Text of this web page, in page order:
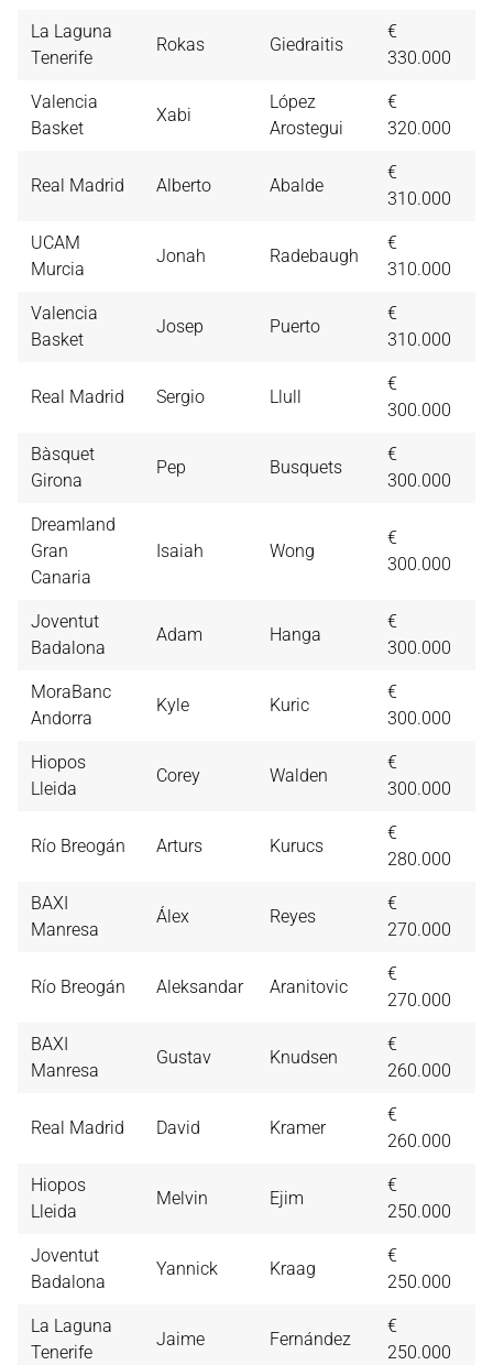
La Laguna
Tenerife
Rokas Giedraitis
€
330.000
Valencia
Basket
Xabi
López
Arostegui
€
320.000
Real Madrid Alberto Abalde
€
310.000
UCAM
Murcia
Jonah Radebaugh
€
310.000
Valencia
Basket
Josep Puerto
€
310.000
Real Madrid Sergio Llull
€
300.000
Bàsquet
Girona
Pep Busquets
€
300.000
Dreamland
Gran
Canaria
Isaiah Wong
€
300.000
Joventut
Badalona
Adam Hanga
€
300.000
MoraBanc
Andorra
Kyle Kuric
€
300.000
Hiopos
Lleida
Corey Walden
€
300.000
Río Breogán Arturs Kurucs
€
280.000
BAXI
Manresa
Álex Reyes
€
270.000
Río Breogán Aleksandar Aranitovic
€
270.000
BAXI
Manresa
Gustav Knudsen
€
260.000
Real Madrid David Kramer
€
260.000
Hiopos
Lleida
Melvin Ejim
€
250.000
Joventut
Badalona
Yannick Kraag
€
250.000
La Laguna
Tenerife
Jaime Fernández
€
250.000